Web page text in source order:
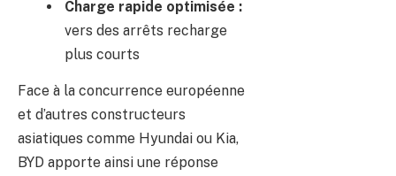
Charge rapide optimisée :
vers des arrêts recharge
plus courts
Face à la concurrence européenne
et d’autres constructeurs
asiatiques comme Hyundai ou Kia,
BYD apporte ainsi une réponse